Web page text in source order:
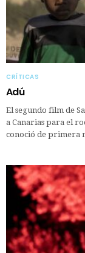
CRÍTICAS
Adú
El segundo film de
a Canarias para el
conoció de primera